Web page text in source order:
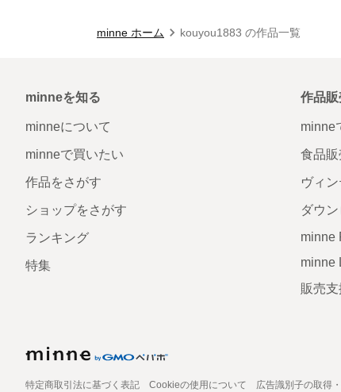
minne ホーム kouyou1883 の作品一覧
minneを知る
minneについて
minneで買いたい
作品をさがす
ショップをさがす
ランキング
特集
作品
minne
食品販
ヴィ
ダウ
minne
minne
販売
特定商取引法に基づく表記 Cookieの使用について 広告識別子の取得